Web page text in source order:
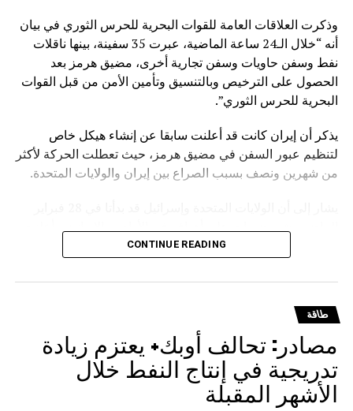
وذكرت العلاقات العامة للقوات البحرية للحرس الثوري في بيان
أنه “خلال الـ24 ساعة الماضية، عبرت 35 سفينة، بينها ناقلات
نفط وسفن حاويات وسفن تجارية أخرى، مضيق هرمز بعد
الحصول على الترخيص وبالتنسيق وتأمين الأمن من قبل القوات
البحرية للحرس الثوري”.
يذكر أن إيران كانت قد أعلنت سابقا عن إنشاء هيكل خاص
لتنظيم عبور السفن في مضيق هرمز، حيث تعطلت الحركة لأكثر
من شهرين ونصف بسبب الصراع بين إيران والولايات المتحدة.
واشنطن وطهران في 8 أبريل وقف إطلاق النار، لكن الولايات
قواعد خاصة للعبور عبر مضيق هرمز.
CONTINUE READING
طاقة
مصادر: تحالف أوبك+ يعتزم زيادة
تدريجية في إنتاج النفط خلال
الأشهر المقبلة